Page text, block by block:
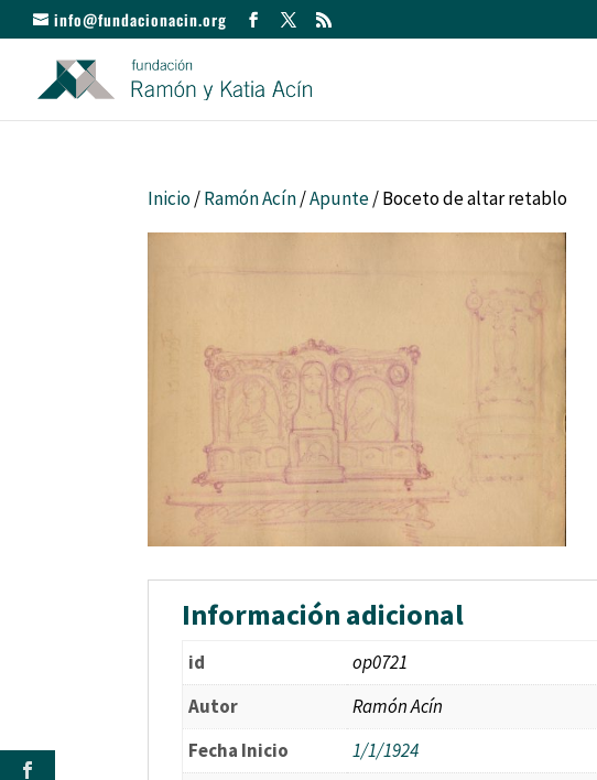
info@fundacionacin.org
Inicio/Ramón Acín/Apunte/ Boceto de altar retablo
Información adicional
id
op0721
Autor
Ramón Acín
Fecha Inicio
1/1/1924